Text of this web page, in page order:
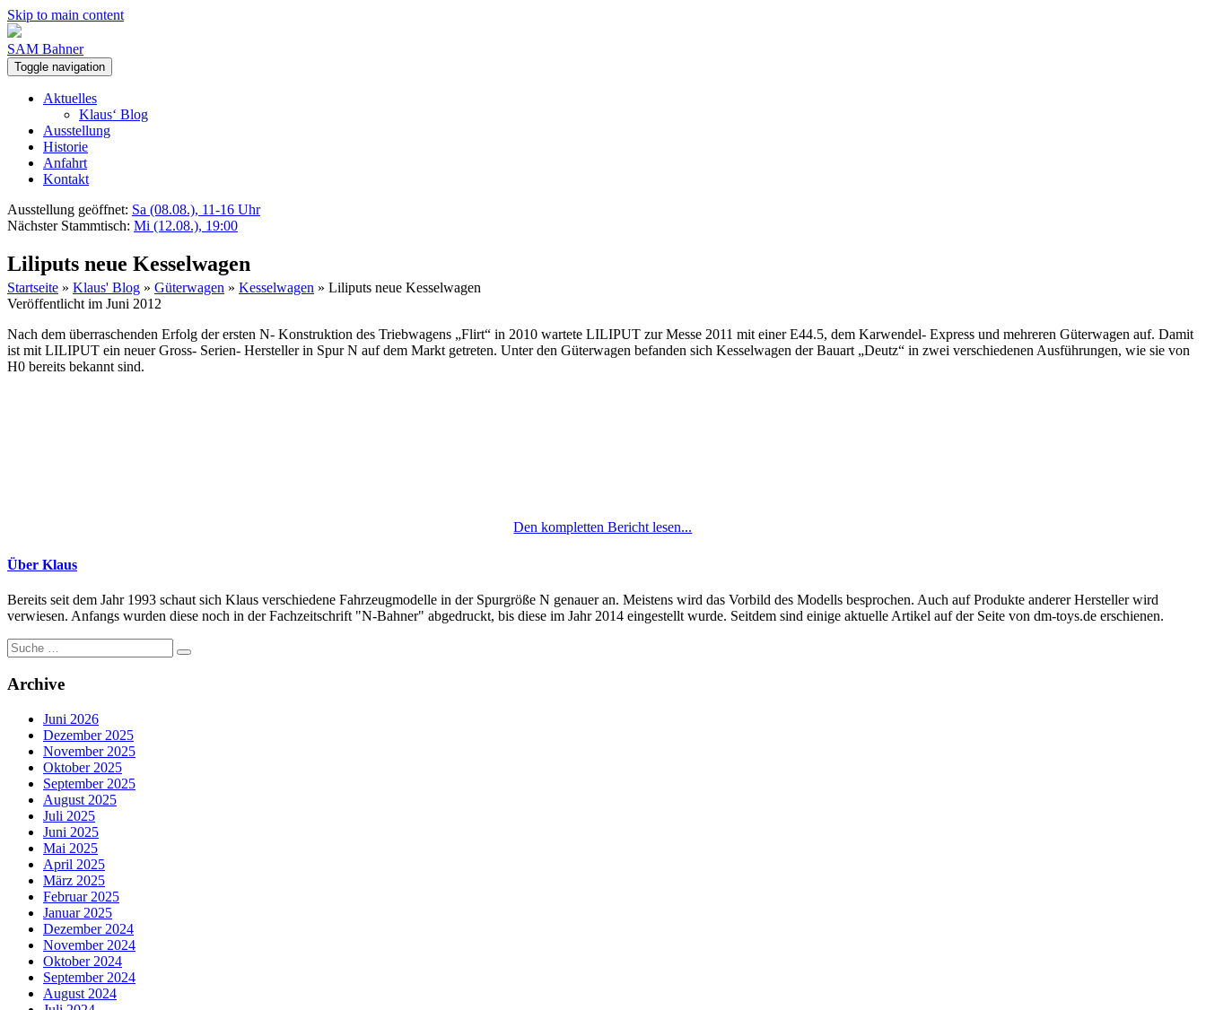
Skip to main content
SAM Bahner
Toggle navigation
Aktuelles
Klaus‘ Blog
Ausstellung
Historie
Anfahrt
Kontakt
Ausstellung geöffnet: Sa (08.08.), 11-16 Uhr
Nächster Stammtisch: Mi (12.08.), 19:00
Liliputs neue Kesselwagen
Startseite » Klaus' Blog » Güterwagen » Kesselwagen » Liliputs neue Kesselwagen
Veröffentlicht im Juni 2012
Nach dem überraschenden Erfolg der ersten N- Konstruktion des Triebwagens „Flirt“ in 2010 wartete LILIPUT zur Messe 2011 mit einer E44.5, dem Karwendel- Express und mehreren Güterwagen auf. Damit
ist mit LILIPUT ein neuer Gross- Serien- Hersteller in Spur N auf dem Markt getreten. Unter den Güterwagen befanden sich Kesselwagen der Bauart „Deutz“ in zwei verschiedenen Ausführungen, wie sie von
H0 bereits bekannt sind.
Den kompletten Bericht lesen...
Über Klaus
Bereits seit dem Jahr 1993 schaut sich Klaus verschiedene Fahrzeugmodelle in der Spurgröße N genauer an. Meistens wird das Vorbild des Modells besprochen. Auch auf Produkte anderer Hersteller wird
verwiesen. Anfangs wurden diese noch in der Fachzeitschrift "N-Bahner" abgedruckt, bis diese im Jahr 2014 eingestellt wurde. Seitdem sind einige aktuelle Artikel auf der Seite von dm-toys.de erschienen.
Suche
nach:
Archive
Juni 2026
Dezember 2025
November 2025
Oktober 2025
September 2025
August 2025
Juli 2025
Juni 2025
Mai 2025
April 2025
März 2025
Februar 2025
Januar 2025
Dezember 2024
November 2024
Oktober 2024
September 2024
August 2024